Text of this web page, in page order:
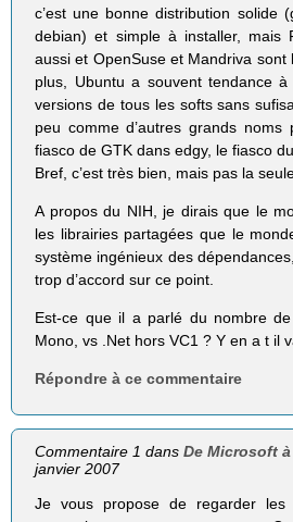
c’est une bonne distribution solide
debian) et simple à installer, mais
aussi et OpenSuse et Mandriva sont
plus, Ubuntu a souvent tendance
versions de tous les softs sans
peu comme d’autres grands
fiasco de GTK dans edgy, le fiasco
Bref, c’est très bien, mais pas la
A propos du NIH, je dirais que le
les librairies partagées que le
système ingénieux des
trop d’accord sur ce point.
Est-ce que il a parlé du nombre
Mono, vs .Net hors VC1 ? Y en a t il
Répondre à ce commentaire
Commentaire 1 dansDe Microsoft
janvier 2007
Je vous propose de regarder les